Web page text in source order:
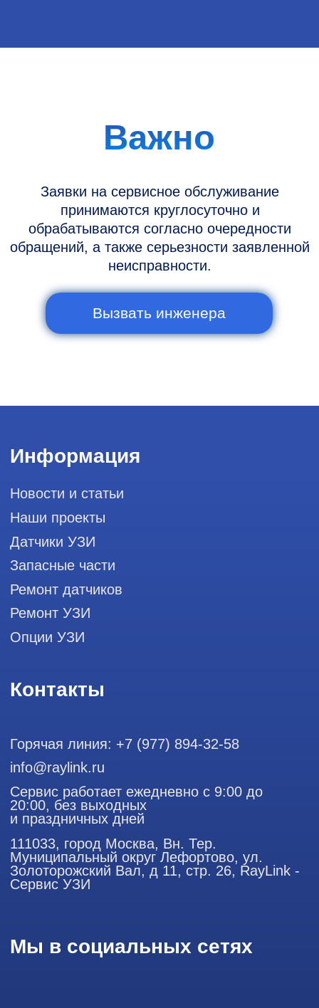
Контакты
Новости и статьи
Горячая линия: +7 (977) 894-32-58
Сервис работает ежедневно с 9:00 до
111033, город Москва, Вн. Тер.
Муниципальный округ Лефортово, ул.
Золоторожский Вал, д 11, стр. 26, RayLink -
Сервис УЗИ
info@raylink.ru
Использование материалов данного сайта разрешено
представленная на сайте, ни при каких условиях не
является публичной офертой, определяемой положениями
Продолжая работу с сайтом, вы даете согласие на
использование сайтом cookies и обработку персональных
данных в целях функционирования сайта, проведения
ретаргетинга, статистических исследований, улучшения
сервиса и предоставления релевантной рекламной
информации на основе ваших предпочтений и интересов.
Профессиональный сервис ремонта
аппаратов ультразвуковой
диагностики, запасных частей и
датчиков
111033, город Москва, Вн. Тер. Муниципальный округ
Политика конфиденциальности